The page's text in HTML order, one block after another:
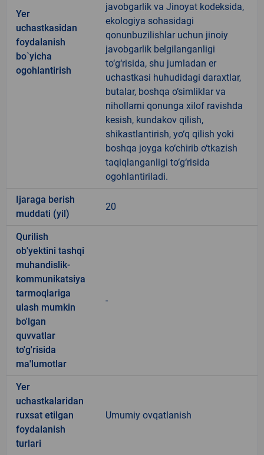
Yer
uchastkasidan
foydalanish
bo`yicha
ogohlantirish
javobgarlik va Jinoyat kodeksida,
ekologiya sohasidagi
qonunbuzilishlar uchun jinoiy
javobgarlik belgilanganligi
to‘g‘risida, shu jumladan er
uchastkasi huhudidagi daraxtlar,
butalar, boshqa o‘simliklar va
nihollarni qonunga xilof ravishda
kesish, kundakov qilish,
shikastlantirish, yo‘q qilish yoki
boshqa joyga ko‘chirib o‘tkazish
taqiqlanganligi to‘g‘risida
ogohlantiriladi.
Ijaraga berish
muddati (yil)
20
Qurilish
ob'yektini tashqi
muhandislik-
kommunikatsiya
tarmoqlariga
ulash mumkin
bo'lgan
quvvatlar
to'g'risida
ma'lumotlar
-
Yer
uchastkalaridan
ruxsat etilgan
foydalanish
turlari
Umumiy ovqatlanish